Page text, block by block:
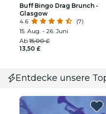
Buff Bingo Drag Brunch -
Glasgow
4.6
(7)
15. Aug. - 26. Juni
Ab 15,00 £
13,50 £
Entdecke unsere